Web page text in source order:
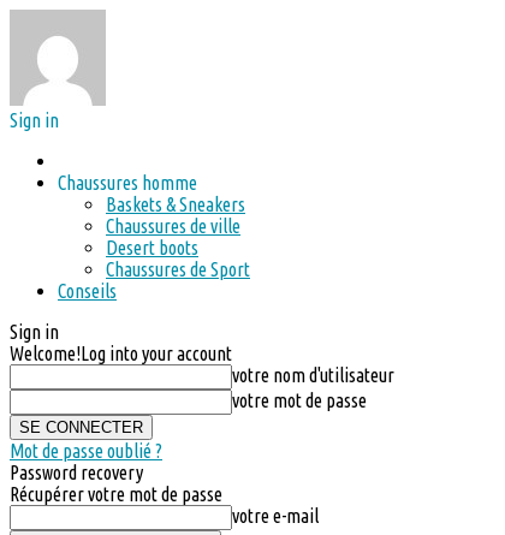
Sign in
Chaussures homme
Baskets & Sneakers
Chaussures de ville
Desert boots
Chaussures de Sport
Conseils
Sign in
Welcome!Log into your account
votre nom d'utilisateur
votre mot de passe
Mot de passe oublié ?
Password recovery
Récupérer votre mot de passe
votre e-mail